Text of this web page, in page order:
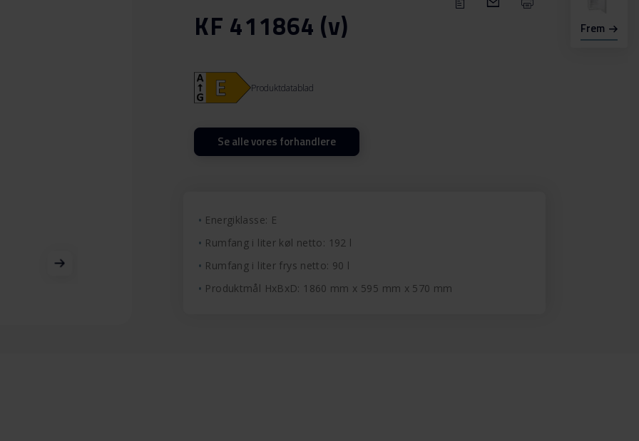
Frem
KF 411864 (v)
Produktdatablad
Se alle vores forhandlere
Energiklasse: E
Rumfang i liter køl netto: 192 l
Rumfang i liter frys netto: 90 l
Produktmål HxBxD: 1860 mm x 595 mm x 570 mm